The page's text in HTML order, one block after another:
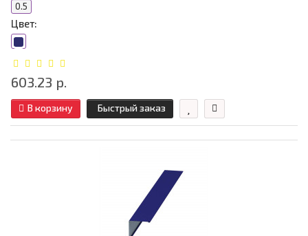
0.5
Цвет:
603.23 р.
В корзину Быстрый заказ